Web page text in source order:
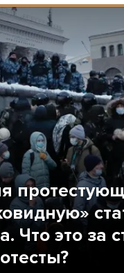
Что это за